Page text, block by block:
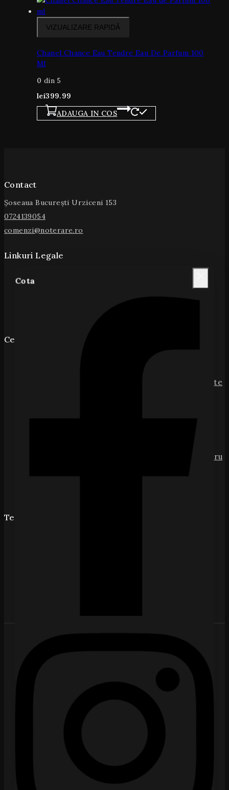
VIZUALIZARE RAPIDĂ
Chanel Chance Eau Tendre Eau De Parfum 100
Ml
0 din 5
lei399.99
ADAUGA IN COS
Contact
Șoseaua București Urziceni 153
0724139054
comenzi@noterare.ro
Linkuri Legale
Politica de Confidențialitate
Cele mai vandute
Emporio Armani Stronger With You Eau de Toilette
lei799
Giorgio Armani Acqua di Giò Eau de Toilette pentru
Te intereseaza
Șoseaua București Urziceni 153
comenzi@noterare.ro
0724139054
Cota